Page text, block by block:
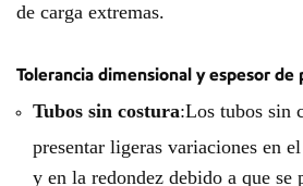
de carga extremas.
Tolerancia dimensional y espesor de
Tubos sin costura:Los tubos sin
presentar ligeras variaciones en
y en la redondez debido a que se